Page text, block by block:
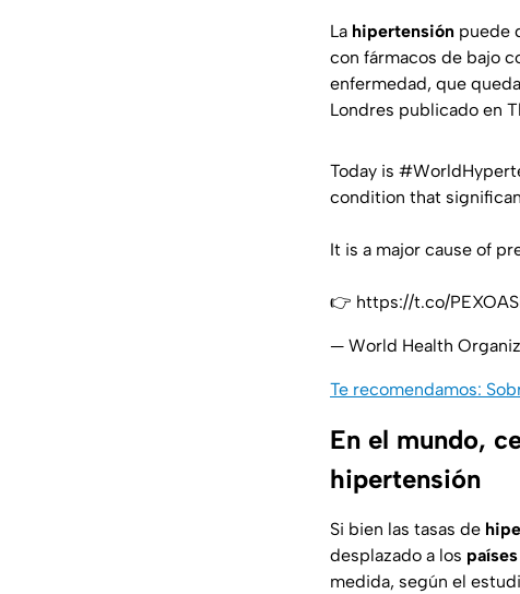
La hipertensión puede
con fármacos de bajo
enfermedad, que
Londres publicado en
Today is
condition that
It is a major cause of
👉 https://t.co/
— World Health
Te recomendamos:
En el mundo,
hipertensión
Si bien las tasas de
desplazado a los
medida, según el